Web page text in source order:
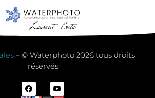
– © Waterphoto 2026 tous droits
réservés